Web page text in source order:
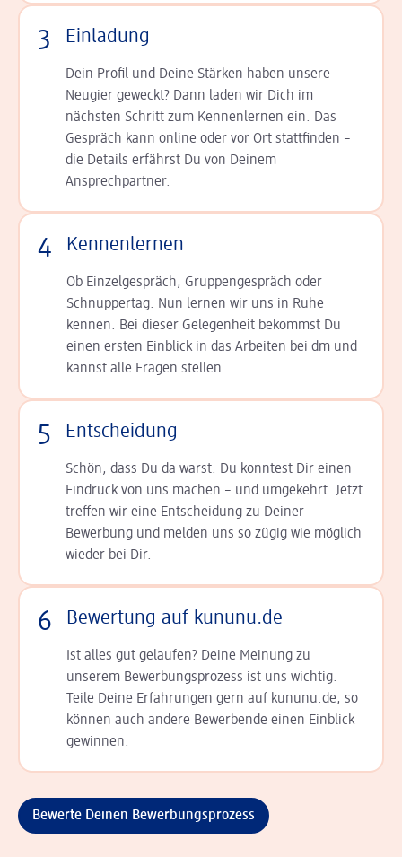
3 Einladung
Dein Profil und Deine Stär­ken haben unsere
Neugier geweckt? Dann laden wir Dich im
nächsten Schritt zum Kennen­lernen ein. Das
Gespräch kann online oder vor Ort statt­finden –
die Details er­fährst Du von Deinem
Ansprechpartner.
4 Kennenlernen
Ob Einzelgespräch, Grup­pen­gespräch oder
Schnup­per­tag: Nun lernen wir uns in Ruhe
kennen. Bei dieser Gelegenheit bekommst Du
einen ersten Einblick in das Arbeiten bei dm und
kannst alle Fragen stellen.
5 Entscheidung
Schön, dass Du da warst. Du konntest Dir einen
Ein­druck von uns machen – und umgekehrt. Jetzt
tref­fen wir eine Entscheidung zu Deiner
Bewerbung und melden uns so zügig wie möglich
wieder bei Dir.
6 Bewertung auf kununu.de
Ist alles gut gelaufen? Deine Meinung zu
unserem Bewerbungsprozess ist uns wichtig.
Teile Deine Erfahrungen gern auf kununu.de, so
können auch andere Bewerbende einen Einblick
gewinnen.
Bewerte Deinen Bewerbungsprozess